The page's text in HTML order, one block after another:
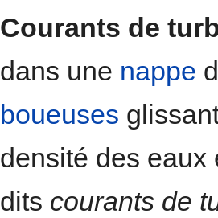
Courants de
dans une nappe
boueuses
densité des eaux
dits courants de